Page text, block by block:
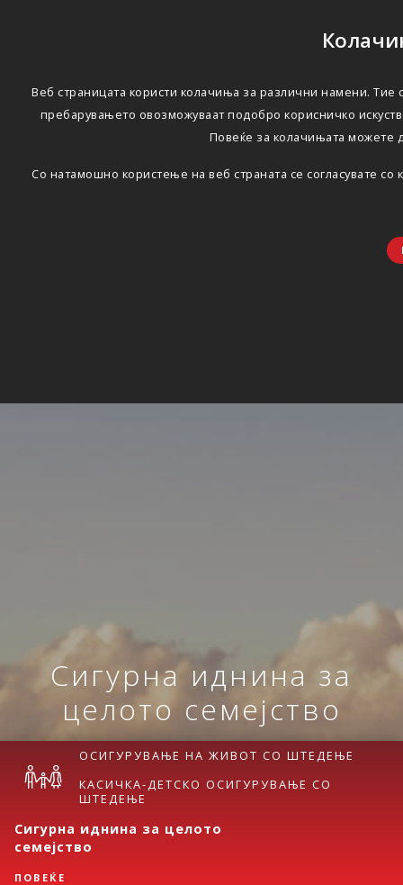
Веб страницата користи колачиња за различни намени.
пребарувањето овозможуваат подобро корисничко
Повеќе за колачињата можете
Со натамошно користење на веб страната се согласувате
Сигурна иднина за
целото семејство
ОСИГУРУВАЊЕ НА ЖИВОТ СО ШТЕДЕЊЕ
КАСИЧКА-ДЕТСКО ОСИГУРУВАЊЕ СО
ШТЕДЕЊЕ
Сигурна иднина за целото
семејство
ПОВЕЌЕ